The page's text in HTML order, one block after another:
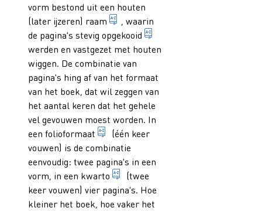
vorm bestond uit een houten
(later ijzeren) raam rechthoekige lijst van gesmeed
, waarin
de pagina's stevig opgekooid
werden en vastgezet met houten
wiggen. De combinatie van
pagina's hing af van het formaat
van het boek, dat wil zeggen van
het aantal keren dat het gehele
vel gevouwen moest worden. In
een folioformaat formaat van een boek,
(één keer
vouwen) is de combinatie
eenvoudig: twee pagina's in een
vorm, in een kwarto formaat van een boek
(twee
keer vouwen) vier pagina's. Hoe
kleiner het boek, hoe vaker het